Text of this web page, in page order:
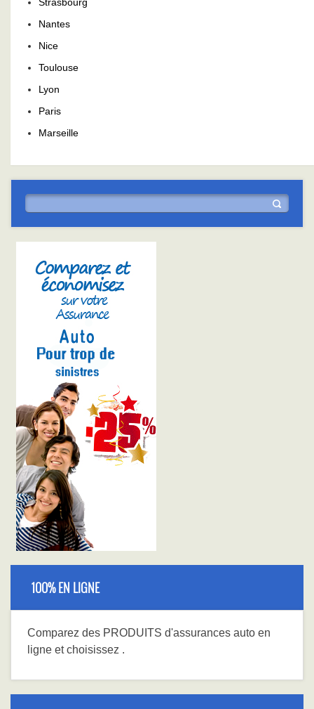
Strasbourg
Nantes
Nice
Toulouse
Lyon
Paris
Marseille
100% EN LIGNE
Comparez des PRODUITS d'assurances auto en
ligne et choisissez .